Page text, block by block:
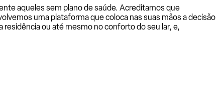
aqueles sem plano de saúde. Acreditamos que
uma plataforma que coloca nas suas mãos a decisão
ou até mesmo no conforto do seu lar, e,